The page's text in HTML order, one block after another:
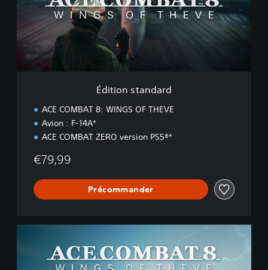
o
t
d
Édition standard
ACE COMBAT 8: WINGS OF THEVE
Avion : F-14A*
ACE COMBAT ZERO version PS5®*
€79,99
Précommander